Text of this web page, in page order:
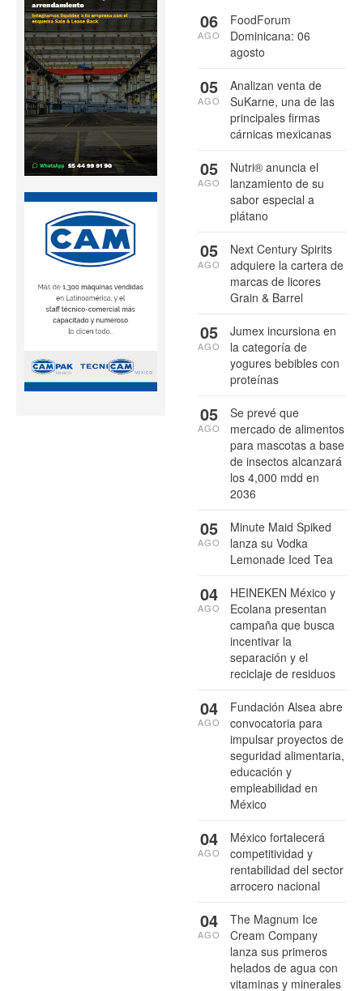
FoodForum
Dominicana: 06
agosto
06
AGO
Analizan venta de
SuKarne, una de las
principales firmas
cárnicas mexicanas
05
AGO
Nutri® anuncia el
lanzamiento de su
sabor especial a
plátano
05
AGO
Next Century Spirits
adquiere la cartera de
marcas de licores
Grain & Barrel
05
AGO
Jumex incursiona en
la categoría de
yogures bebibles con
proteínas
05
AGO
Se prevé que
mercado de alimentos
para mascotas a base
de insectos alcanzará
los 4,000 mdd en
2036
05
AGO
Minute Maid Spiked
lanza su Vodka
Lemonade Iced Tea
05
AGO
HEINEKEN México y
Ecolana presentan
campaña que busca
incentivar la
separación y el
reciclaje de residuos
04
AGO
Fundación Alsea abre
convocatoria para
impulsar proyectos de
seguridad alimentaria,
educación y
empleabilidad en
México
04
AGO
México fortalecerá
competitividad y
rentabilidad del sector
arrocero nacional
04
AGO
The Magnum Ice
Cream Company
lanza sus primeros
helados de agua con
vitaminas y minerales
04
AGO